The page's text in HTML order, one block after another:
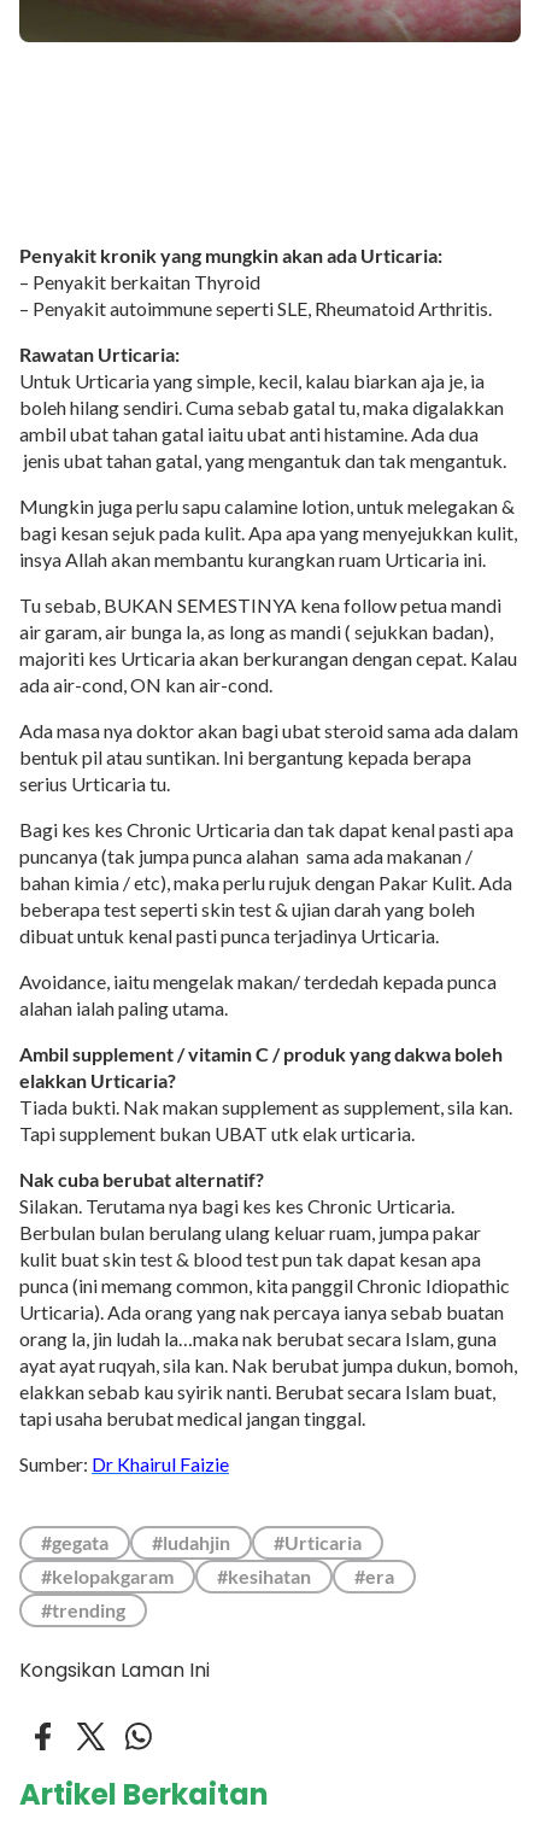
Penyakit kronik yang mungkin akan ada Urticaria:
– Penyakit berkaitan Thyroid
– Penyakit autoimmune seperti SLE, Rheumatoid Arthritis.
Rawatan Urticaria:
Untuk Urticaria yang simple, kecil, kalau biarkan aja je, ia
boleh hilang sendiri. Cuma sebab gatal tu, maka digalakkan
ambil ubat tahan gatal iaitu ubat anti histamine. Ada dua
jenis ubat tahan gatal, yang mengantuk dan tak mengantuk.
Mungkin juga perlu sapu calamine lotion, untuk melegakan &
bagi kesan sejuk pada kulit. Apa apa yang menyejukkan kulit,
insya Allah akan membantu kurangkan ruam Urticaria ini.
Tu sebab, BUKAN SEMESTINYA kena follow petua mandi
air garam, air bunga la, as long as mandi ( sejukkan badan),
majoriti kes Urticaria akan berkurangan dengan cepat. Kalau
ada air-cond, ON kan air-cond.
Ada masa nya doktor akan bagi ubat steroid sama ada dalam
bentuk pil atau suntikan. Ini bergantung kepada berapa
serius Urticaria tu.
Bagi kes kes Chronic Urticaria dan tak dapat kenal pasti apa
puncanya (tak jumpa punca alahan sama ada makanan /
bahan kimia / etc), maka perlu rujuk dengan Pakar Kulit. Ada
beberapa test seperti skin test & ujian darah yang boleh
dibuat untuk kenal pasti punca terjadinya Urticaria.
Avoidance, iaitu mengelak makan/ terdedah kepada punca
alahan ialah paling utama.
Ambil supplement / vitamin C / produk yang dakwa boleh
elakkan Urticaria?
Tiada bukti. Nak makan supplement as supplement, sila kan.
Tapi supplement bukan UBAT utk elak urticaria.
Nak cuba berubat alternatif?
Silakan. Terutama nya bagi kes kes Chronic Urticaria.
Berbulan bulan berulang ulang keluar ruam, jumpa pakar
kulit buat skin test & blood test pun tak dapat kesan apa
punca (ini memang common, kita panggil Chronic Idiopathic
Urticaria). Ada orang yang nak percaya ianya sebab buatan
orang la, jin ludah la…maka nak berubat secara Islam, guna
ayat ayat ruqyah, sila kan. Nak berubat jumpa dukun, bomoh,
elakkan sebab kau syirik nanti. Berubat secara Islam buat,
tapi usaha berubat medical jangan tinggal.
Sumber: Dr Khairul Faizie
#gegata #ludahjin
#Urticaria
#kelopakgaram
#kesihatan
#era
#trending
Kongsikan Laman Ini
Artikel Berkaitan